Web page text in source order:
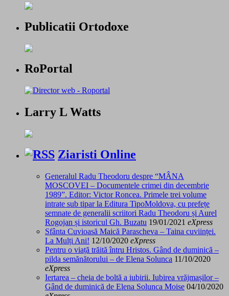
Publicatii Ortodoxe
RoPortal
Larry L Watts
Ziaristi Online
Generalul Radu Theodoru despre “MÂNA
MOSCOVEI – Documentele crimei din decembrie
1989”. Editor: Victor Roncea. Primele trei volume
intrate sub tipar la Editura TipoMoldova, cu prefețe
semnate de generalii scriitori Radu Theodoru și Aurel
Rogojan și istoricul Gh. Buzatu 19/01/2021 eXpress
Sfânta Cuvioasă Maică Parascheva – Taina cuviinței.
La Mulți Ani! 12/10/2020 eXpress
Pentru o viață trăită întru Hristos. Gând de duminică –
pilda semănătorului – de Elena Solunca 11/10/2020
eXpress
Iertarea – cheia de boltă a iubirii. Iubirea vrăjmașilor –
Gând de duminică de Elena Solunca Moise 04/10/2020